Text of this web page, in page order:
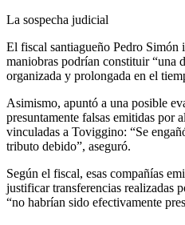
La sospecha judicial
El fiscal santiagueño Pedro Simón
maniobras podrían constituir “una
organizada y prolongada en el
Asimismo, apuntó a una posible
presuntamente falsas emitidas por
vinculadas a Toviggino: “Se
tributo debido”, aseguró.
Según el fiscal, esas compañías
justificar transferencias realizadas
“no habrían sido efectivamente